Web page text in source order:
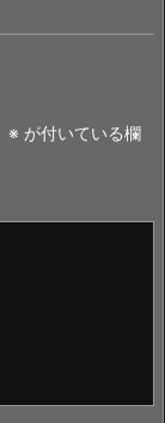
※ が付いている欄